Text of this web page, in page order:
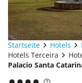
Startseite Hotels
Hotels Terceira
Palacio Santa